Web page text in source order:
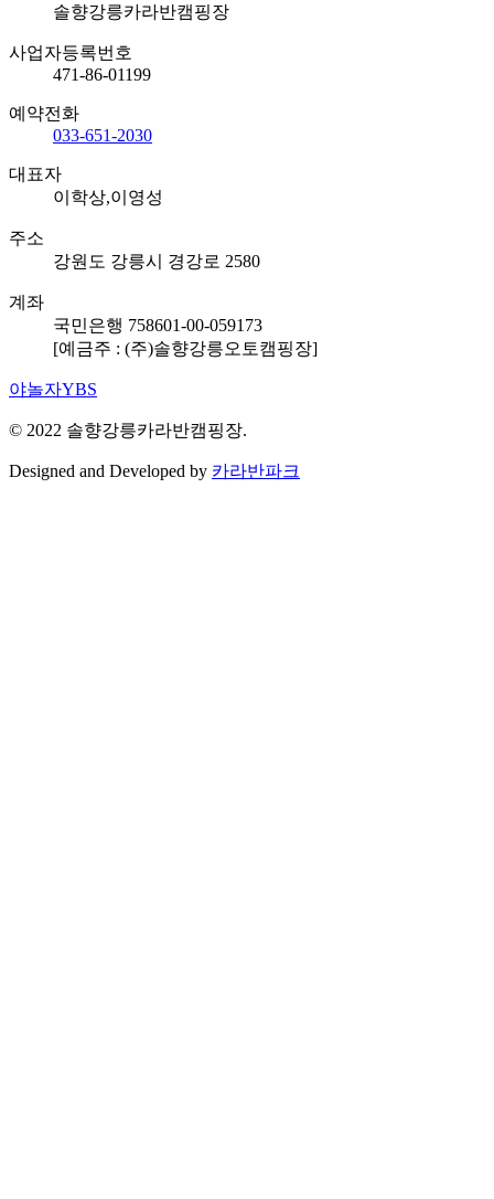
솔향강릉카라반캠핑장
사업자등록번호
471-86-01199
예약전화
033-651-2030
대표자
이학상,이영성
주소
강원도 강릉시 경강로 2580
계좌
국민은행 758601-00-059173
[예금주 : (주)솔향강릉오토캠핑장]
야놀자YBS
© 2022 솔향강릉카라반캠핑장.
Designed and Developed by 카라반파크